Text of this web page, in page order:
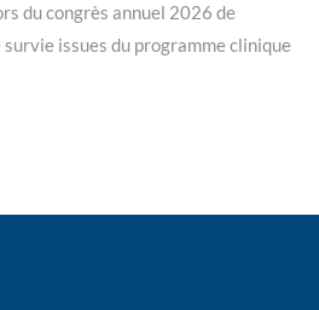
du congrès annuel 2026 de
survie issues du programme clinique